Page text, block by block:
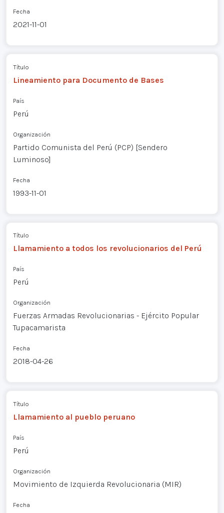
Fecha
2021-11-01
Título
Lineamiento para Documento de Bases
País
Perú
Organización
Partido Comunista del Perú (PCP) [Sendero
Luminoso]
Fecha
1993-11-01
Título
Llamamiento a todos los revolucionarios del Perú
País
Perú
Organización
Fuerzas Armadas Revolucionarias - Ejército Popular
Tupacamarista
Fecha
2018-04-26
Título
Llamamiento al pueblo peruano
País
Perú
Organización
Movimiento de Izquierda Revolucionaria (MIR)
Fecha